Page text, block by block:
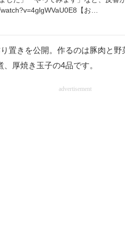
【お…
置きを公開。作るのは豚肉と野
厚焼き玉子の4品です。
advertisement